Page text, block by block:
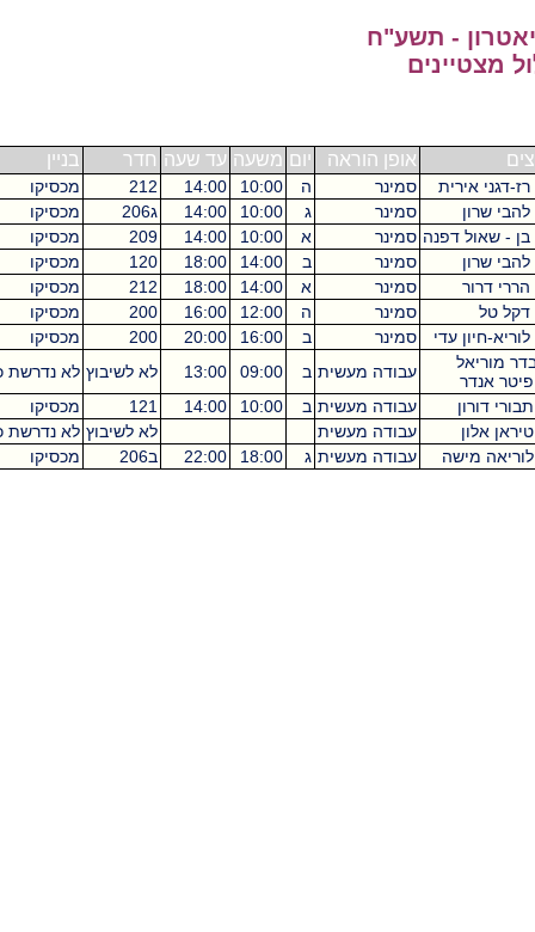
- תשע"ח
אופן הוראה יום משעה עד שעה חדר בניין
סמינר ה 14:00
212 מכסיקו
4
סמינר
ג 14:00 מכסיקו
4
סמינר א 14:00
209 מכסיקו
4
סמינר
ב 18:00
120 מכסיקו
4
סמינר
א 18:00
212 מכסיקו
4
סמינר
ה 16:00
200 מכסיקו
4
סמינר ב 20:00
200 מכסיקו
4
עבודה מעשית ב 09:00
13:00 לא לשיבוץ לא נדרשת כיתה 4
עבודה מעשית ב 10:00
14:00
121 מכסיקו
4
עבודה מעשית
לא נדרשת כיתה 4
עבודה מעשית ג 18:00
22:00 ב206 מכסיקו 4